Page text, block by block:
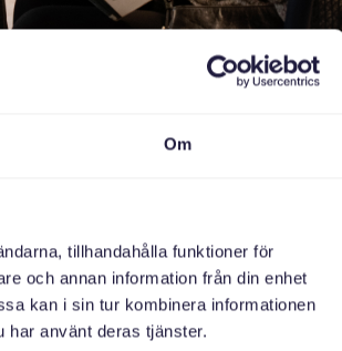
Om
tillhandahålla funktioner för
och annan information från din enhet
kan i sin tur kombinera informationen
har använt deras tjänster.
generationer
att själva börja läsa. En
Vi kommer självklart att fika
وارد با فرزندان کوچک با فرزندان تا 2 سال و همچنین سالمندان سوئدی زبان هستیم.